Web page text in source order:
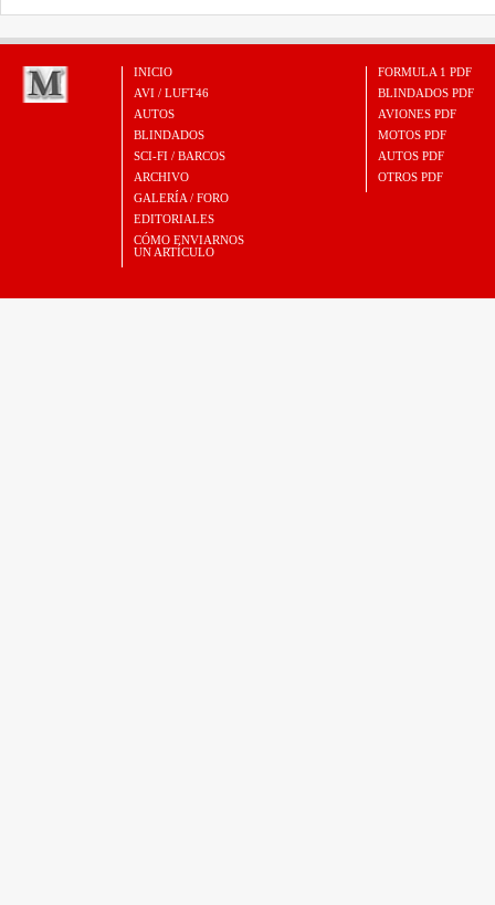
INICIO
AVI / LUFT46
AUTOS
BLINDADOS
SCI-FI / BARCOS
ARCHIVO
GALERÍA / FORO
EDITORIALES
CÓMO ENVIARNOS
UN ARTÍCULO
FORMULA 1 PDF
BLINDADOS PDF
AVIONES PDF
MOTOS PDF
AUTOS PDF
OTROS PDF